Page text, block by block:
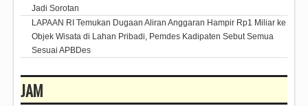
Jadi Sorotan
LAPAAN RI Temukan Dugaan Aliran Anggaran Hampir Rp1 Miliar ke
Objek Wisata di Lahan Pribadi, Pemdes Kadipaten Sebut Semua
Sesuai APBDes
JAM